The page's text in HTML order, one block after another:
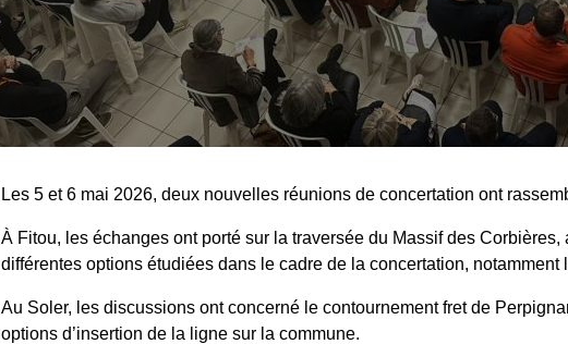
Les 5 et 6 mai 2026, deux nouvelles réunions de concertation ont
À Fitou, les échanges ont porté sur la traversée du Massif des
différentes options étudiées dans le cadre de la concertation, notamment
Au Soler, les discussions ont concerné le contournement fret de
options d’insertion de la ligne sur la commune.